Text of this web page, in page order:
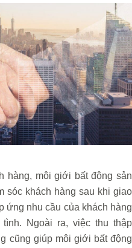
hàng, môi giới bất động sản
sóc khách hàng sau khi giao
ứng nhu cầu của khách hàng
Ngoài ra, việc thu thập
cũng giúp môi giới bất động